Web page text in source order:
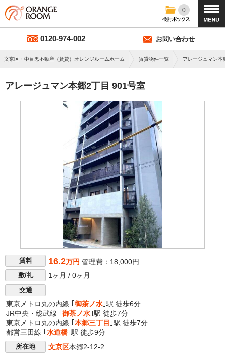
0
0120-974-002 お問い合わせ
文京区・中目黒不動産（賃貸）オレンジルームホーム 賃貸物件一覧 アレージュマン本
アレージュマン本郷2丁目 901号室
賃料 16.2万円 管理費：18,000円
敷/礼 1ヶ月 / 0ヶ月
交通
東京メトロ丸の内線 ｢ 御茶ノ水 ｣駅 徒歩6分
JR中央・総武線 ｢ 御茶ノ水 ｣駅 徒歩7分
東京メトロ丸の内線 ｢ 本郷三丁目 ｣駅 徒歩7分
都営三田線 ｢ 水道橋 ｣駅 徒歩9分
所在地 文京区本郷2-12-2